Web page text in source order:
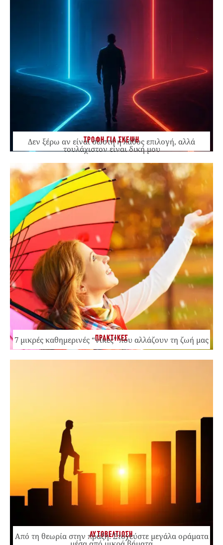
ΤΡΟΦΗ ΓΙΑ ΣΚΕΨΗ
Δεν ξέρω αν είναι σωστή ή λάθος επιλογή, αλλά
τουλάχιστον είναι δική μου
ΠΡΑΚΤΙΚΕΣ
7 μικρές καθημερινές “νίκες” που αλλάζουν τη ζωή μας
ΑΥΤΟΒΕΛΤΙΩΣΗ
Από τη θεωρία στην πράξη: Στοχεύστε μεγάλα οράματα